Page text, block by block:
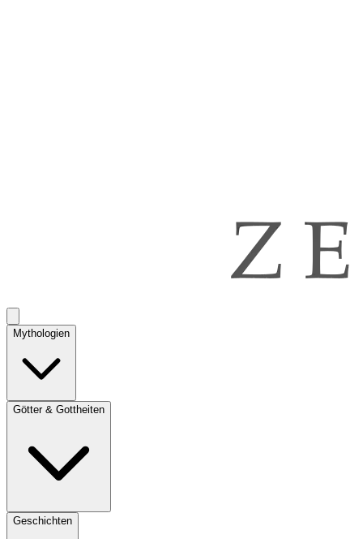
Mythologien
Götter & Gottheiten
Geschichten